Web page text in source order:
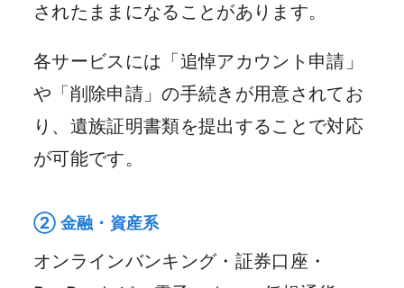
されたままになることがあります。
各サービスには「追悼アカウント申請」
や「削除申請」の手続きが用意されてお
り、遺族証明書類を提出することで対応
が可能です。
② 金融・資産系
オンラインバンキング・証券口座・